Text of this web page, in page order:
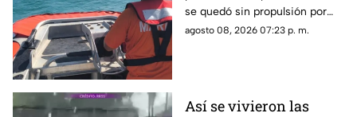
final
se quedó sin propulsión por
una falla mecánica cerca de la
agosto 08, 2026 07:23 p. m.
Así se vivieron las